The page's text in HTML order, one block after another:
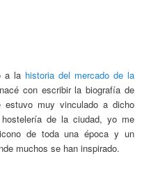
a la historia del mercado de la
con escribir la biografía de
estuvo muy vinculado a dicho
de la ciudad, yo me
de toda una época y un
muchos se han inspirado.